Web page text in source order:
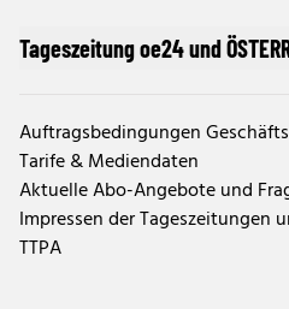
Tageszeitung oe24 und
Auftragsbedingungen
Tarife & Mediendaten
Aktuelle Abo-Angebote und
Impressen der Tageszeitungen
TTPA